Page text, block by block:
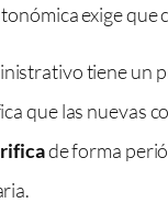
exige
tiene un
que las nuevas
de forma